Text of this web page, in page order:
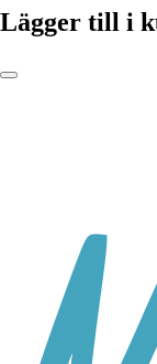
Lägger till i